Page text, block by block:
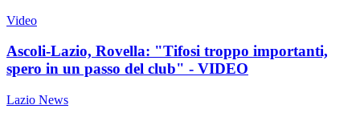
Video
Ascoli-Lazio, Rovella: "Tifosi troppo importanti,
spero in un passo del club" - VIDEO
Lazio News